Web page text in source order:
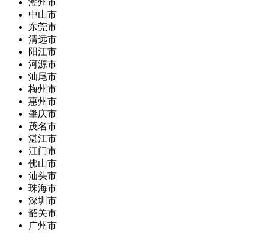
潮州市
中山市
东莞市
清远市
阳江市
河源市
汕尾市
梅州市
惠州市
肇庆市
茂名市
湛江市
江门市
佛山市
汕头市
珠海市
深圳市
韶关市
广州市